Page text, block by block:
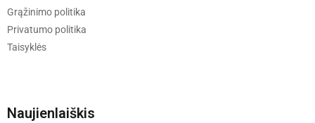
Grąžinimo politika
Privatumo politika
Taisyklės
Naujienlaiškis